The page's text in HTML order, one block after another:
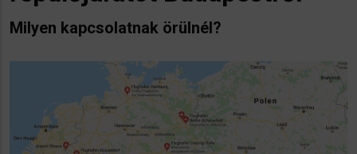
Milyen kapcsolatnak örülnél?